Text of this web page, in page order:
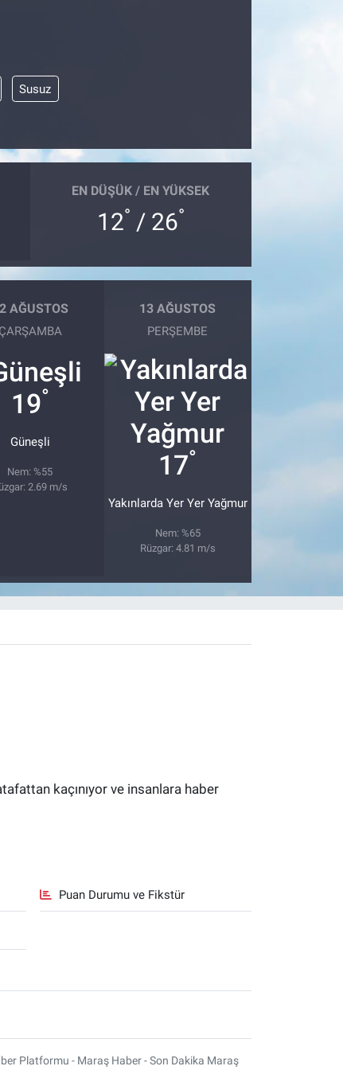
Susuz
EN DÜŞÜK / EN YÜKSEK
12° / 26°
AĞUSTOS
ÇARŞAMBA
19°
Güneşli
Nem: %55
2.69 m/s
13 AĞUSTOS
PERŞEMBE
17°
Yakınlarda Yer Yer Yağmur
Nem: %65
Rüzgar: 4.81 m/s
kaçınıyor ve insanlara haber
Puan Durumu ve Fikstür
Platformu - Maraş Haber - Son Dakika Maraş